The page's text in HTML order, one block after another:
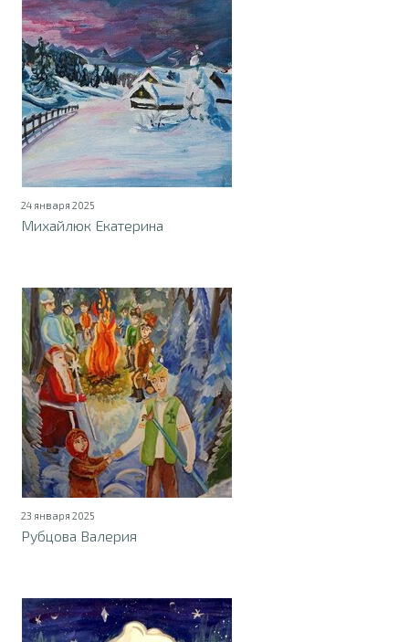
24 января 2025
Михайлюк Екатерина
23 января 2025
Рубцова Валерия